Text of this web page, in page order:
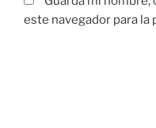
este navegador para la